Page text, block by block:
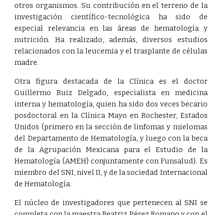
otros organismos. Su contribución en el terreno de la
investigación científico-tecnológica ha sido de
especial relevancia en las áreas de hematología y
nutrición. Ha realizado, además, diversos estudios
relacionados con la leucemia y el trasplante de células
madre.
Otra figura destacada de la Clínica es el doctor
Guillermo Ruiz Delgado, especialista en medicina
interna y hematología, quien ha sido dos veces becario
posdoctoral en la Clínica Mayo en Rochester, Estados
Unidos (primero en la sección de linfomas y mielomas
del Departamento de Hematología, y luego con la beca
de la Agrupación Mexicana para el Estudio de la
Hematología (AMEH) conjuntamente con Funsalud). Es
miembro del SNI, nivel II, y de la sociedad Internacional
de Hematología.
El núcleo de investigadores que pertenecen al SNI se